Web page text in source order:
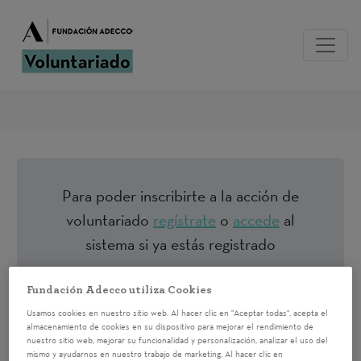
Para poder inscribirte a la acción de
voluntariado regístrate o accede al
sistema si ya estás registrado
Voluntariado
Corporativo CICLO
Fundación Adecco utiliza Cookies
Usamos cookies en nuestro sitio web. Al hacer clic en "Aceptar todas", acepta el
almacenamiento de cookies en su dispositivo para mejorar el rendimiento de
nuestro sitio web, mejorar su funcionalidad y personalización, analizar el uso del
mismo y ayudarnos en nuestro trabajo de marketing. Al hacer clic en